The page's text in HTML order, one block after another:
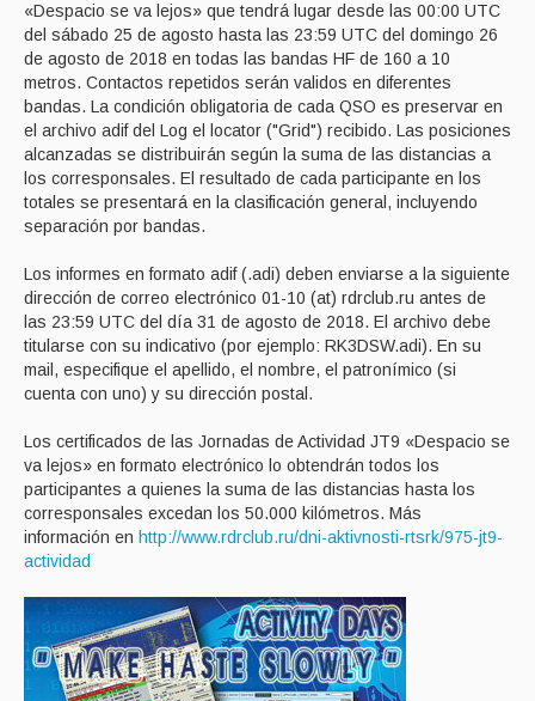
«Despacio se va lejos» que tendrá lugar desde las 00:00 UTC
del sábado 25 de agosto hasta las 23:59 UTC del domingo 26
de agosto de 2018 en todas las bandas HF de 160 a 10
metros. Contactos repetidos serán validos en diferentes
bandas. La condición obligatoria de cada QSO es preservar en
el archivo adif del Log el locator ("Grid") recibido. Las posiciones
alcanzadas se distribuirán según la suma de las distancias a
los corresponsales. El resultado de cada participante en los
totales se presentará en la clasificación general, incluyendo
separación por bandas.
Los informes en formato adif (.adi) deben enviarse a la siguiente
dirección de correo electrónico 01-10 (at) rdrclub.ru antes de
las 23:59 UTC del día 31 de agosto de 2018. El archivo debe
titularse con su indicativo (por ejemplo: RK3DSW.adi). En su
mail, especifique el apellido, el nombre, el patronímico (si
cuenta con uno) y su dirección postal.
Los certificados de las Jornadas de Actividad JT9 «Despacio se
va lejos» en formato electrónico lo obtendrán todos los
participantes a quienes la suma de las distancias hasta los
corresponsales excedan los 50.000 kilómetros. Más
información en http://www.rdrclub.ru/dni-aktivnosti-rtsrk/975-jt9-
actividad